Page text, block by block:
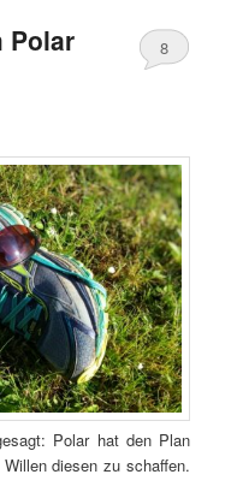
Polar
8
Polar hat den Plan
diesen zu schaffen.